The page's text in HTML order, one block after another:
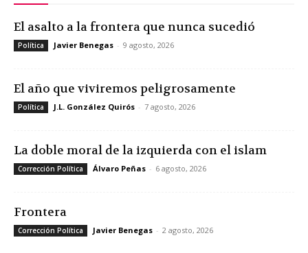
El asalto a la frontera que nunca sucedió
Política Javier Benegas - 9 agosto, 2026
El año que viviremos peligrosamente
Política J.L. González Quirós - 7 agosto, 2026
La doble moral de la izquierda con el islam
Corrección Política Álvaro Peñas - 6 agosto, 2026
Frontera
Corrección Política Javier Benegas - 2 agosto, 2026